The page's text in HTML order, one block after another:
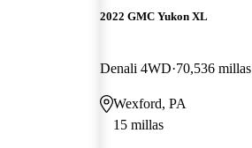
2022 GMC Yukon XL
Denali 4WD 70,536 millas
Wexford, PA
15 millas